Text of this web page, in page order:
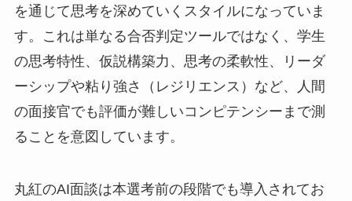
を通じて思考を深めていくスタイルになっていま
す。これは単なる合否判定ツールではなく、学生
の思考特性、仮説構築力、思考の柔軟性、リーダ
ーシップや粘り強さ（レジリエンス）など、人間
の面接官でも評価が難しいコンピテンシーまで測
ることを意図しています。
丸紅のAI面談は本選考前の段階でも導入されてお